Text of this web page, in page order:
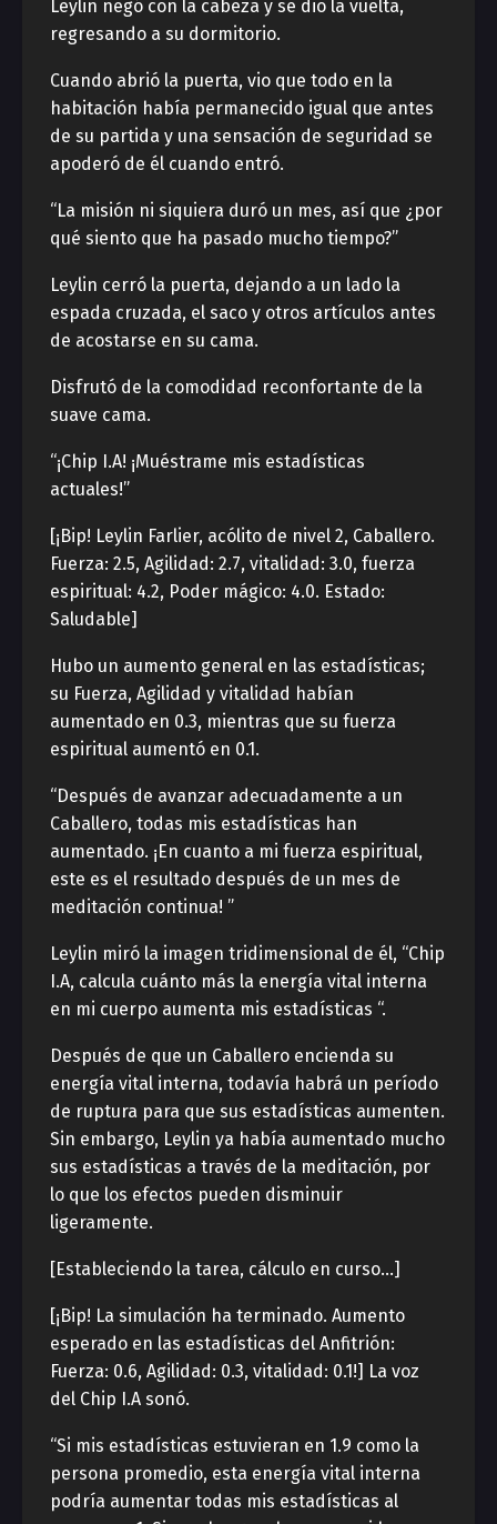
Leylin negó con la cabeza y se dio la vuelta,
regresando a su dormitorio.
Cuando abrió la puerta, vio que todo en la
habitación había permanecido igual que antes
de su partida y una sensación de seguridad se
apoderó de él cuando entró.
“La misión ni siquiera duró un mes, así que ¿por
qué siento que ha pasado mucho tiempo?”
Leylin cerró la puerta, dejando a un lado la
espada cruzada, el saco y otros artículos antes
de acostarse en su cama.
Disfrutó de la comodidad reconfortante de la
suave cama.
“¡Chip I.A! ¡Muéstrame mis estadísticas
actuales!”
[¡Bip! Leylin Farlier, acólito de nivel 2, Caballero.
Fuerza: 2.5, Agilidad: 2.7, vitalidad: 3.0, fuerza
espiritual: 4.2, Poder mágico: 4.0. Estado:
Saludable]
Hubo un aumento general en las estadísticas;
su Fuerza, Agilidad y vitalidad habían
aumentado en 0.3, mientras que su fuerza
espiritual aumentó en 0.1.
“Después de avanzar adecuadamente a un
Caballero, todas mis estadísticas han
aumentado. ¡En cuanto a mi fuerza espiritual,
este es el resultado después de un mes de
meditación continua! ”
Leylin miró la imagen tridimensional de él, “Chip
I.A, calcula cuánto más la energía vital interna
en mi cuerpo aumenta mis estadísticas “.
Después de que un Caballero encienda su
energía vital interna, todavía habrá un período
de ruptura para que sus estadísticas aumenten.
Sin embargo, Leylin ya había aumentado mucho
sus estadísticas a través de la meditación, por
lo que los efectos pueden disminuir
ligeramente.
[Estableciendo la tarea, cálculo en curso…]
[¡Bip! La simulación ha terminado. Aumento
esperado en las estadísticas del Anfitrión:
Fuerza: 0.6, Agilidad: 0.3, vitalidad: 0.1!] La voz
del Chip I.A sonó.
“Si mis estadísticas estuvieran en 1.9 como la
persona promedio, esta energía vital interna
podría aumentar todas mis estadísticas al